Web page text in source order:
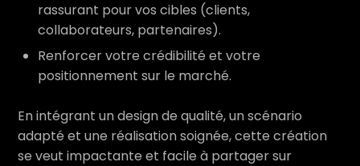
rassurant pour vos cibles (clients,
collaborateurs, partenaires).
Renforcer votre crédibilité et votre
positionnement sur le marché.
En intégrant un design de qualité, un scénario
adapté et une réalisation soignée, cette création
se veut impactante et facile à partager sur